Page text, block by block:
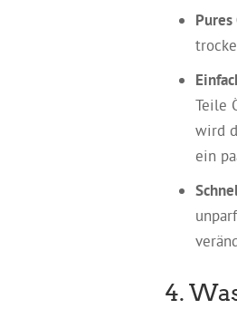
Pures
Teile
wird
ein
4.